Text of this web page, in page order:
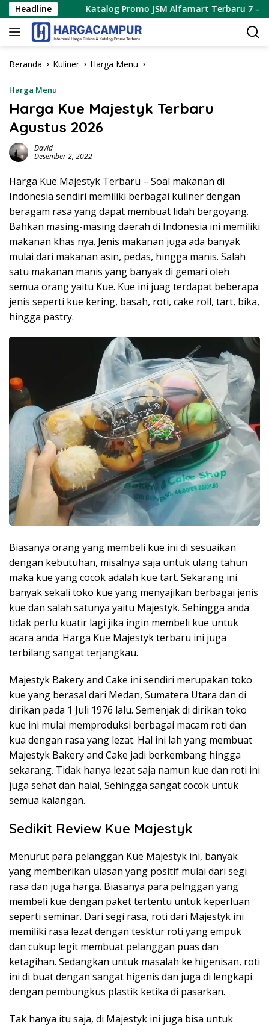
Langsung
ke
konten
HeadlineKatalog Promo JSM Alfamart Terbaru 7 – 9 Agustus
Beranda Kuliner Harga Menu
Harga Menu
Harga Kue Majestyk Terbaru
Agustus 2026
David
Desember 2, 2022
Harga Kue Majestyk Terbaru – Soal makanan di
Indonesia sendiri memiliki berbagai kuliner dengan
beragam rasa yang dapat membuat lidah bergoyang.
Bahkan masing-masing daerah di Indonesia ini memiliki
makanan khas nya. Jenis makanan juga ada banyak
mulai dari makanan asin, pedas, hingga manis. Salah
satu makanan manis yang banyak di gemari oleh
semua orang yaitu Kue. Kue ini juag terdapat beberapa
jenis seperti kue kering, basah, roti, cake roll, tart, bika,
hingga pastry.
Biasanya orang yang membeli kue ini di sesuaikan
dengan kebutuhan, misalnya saja untuk ulang tahun
maka kue yang cocok adalah kue tart. Sekarang ini
banyak sekali toko kue yang menyajikan berbagai jenis
kue dan salah satunya yaitu Majestyk. Sehingga anda
tidak perlu kuatir lagi jika ingin membeli kue untuk
acara anda. Harga Kue Majestyk terbaru ini juga
terbilang sangat terjangkau.
Majestyk Bakery and Cake ini sendiri merupakan toko
kue yang berasal dari Medan, Sumatera Utara dan di
dirikan pada 1 Juli 1976 lalu. Semenjak di dirikan toko
kue ini mulai memproduksi berbagai macam roti dan
kua dengan rasa yang lezat. Hal ini lah yang membuat
Majestyk Bakery and Cake jadi berkembang hingga
sekarang. Tidak hanya lezat saja namun kue dan roti ini
juga sehat dan halal, Sehingga sangat cocok untuk
semua kalangan.
Sedikit Review Kue Majestyk
Menurut para pelanggan Kue Majestyk ini, banyak
yang memberikan ulasan yang positif mulai dari segi
rasa dan juga harga. Biasanya para pelnggan yang
membeli kue dengan paket tertentu untuk keperluan
seperti seminar. Dari segi rasa, roti dari Majestyk ini
memiliki rasa lezat dengan tesktur roti yang empuk
dan cukup legit membuat pelanggan puas dan
ketagihan. Sedangkan untuk masalah ke higenisan, roti
ini di buat dengan sangat higenis dan juga di lengkapi
dengan pembungkus plastik ketika di pasarkan.
Tak hanya itu saja, di Majestyk ini juga bisa untuk